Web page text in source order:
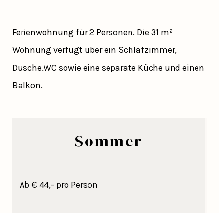
Ferienwohnung für 2 Personen. Die 31 m²
Wohnung verfügt über ein Schlafzimmer,
Dusche,WC sowie eine separate Küche und einen
Balkon.
Sommer
Ab € 44,- pro Person